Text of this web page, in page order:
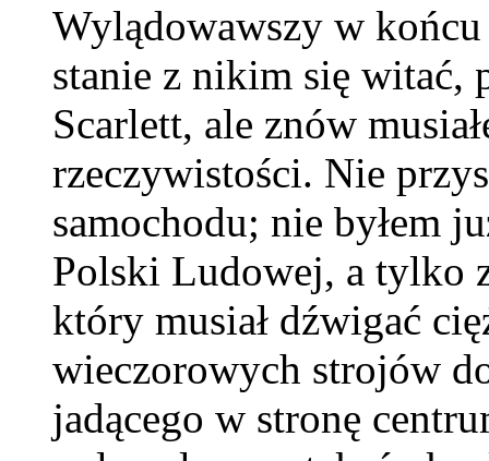
Wylądowawszy w
stanie z nikim się witać,
Scarlett, ale znów
rzeczywistości. Nie
samochodu; nie byłem
Polski Ludowej, a tylko
który musiał dźwigać
wieczorowych strojów
jadącego w stronę